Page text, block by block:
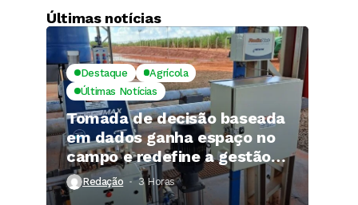
Últimas notícias
Destaque
Agrícola
Últimas Notícias
Tomada de decisão baseada
em dados ganha espaço no
campo e redefine a gestão
hídrica das propriedades
rurais
Redação 3 Horas ⁮